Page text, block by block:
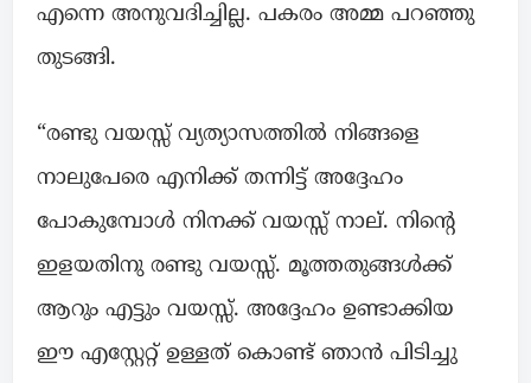
എന്നെ അനുവദിച്ചില്ല. പകരം അമ്മ പറഞ്ഞു
തുടങ്ങി.
“രണ്ടു വയസ്സ് വ്യത്യാസത്തിൽ നിങ്ങളെ
നാലുപേരെ എനിക്ക് തന്നിട്ട് അദ്ദേഹം
പോകുമ്പോൾ നിനക്ക് വയസ്സ് നാല്. നിൻ്റെ
ഇളയതിനു രണ്ടു വയസ്സ്. മൂത്തതുങ്ങൾക്ക്
ആറും എട്ടും വയസ്സ്. അദ്ദേഹം ഉണ്ടാക്കിയ
ഈ എസ്റ്റേറ്റ് ഉള്ളത് കൊണ്ട് ഞാൻ പിടിച്ചു